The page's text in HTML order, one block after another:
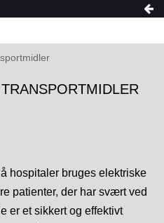
hospitaler bruges elektriske
patienter, der har svært ved
er et sikkert og effektivt